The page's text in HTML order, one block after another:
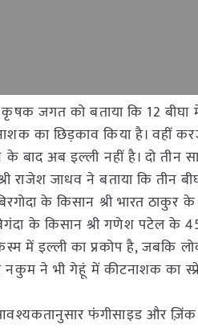
जगत को बताया कि 12 बीघा
का छिड़काव किया है। वहीं
बाद अब इल्ली नहीं है। दो तीन
राजेश जाधव ने बताया कि तीन
के किसान श्री भारत ठाकुर
के किसान श्री गणेश पटेल
में इल्ली का प्रकोप है, जबकि
नकुम ने भी गेहूं में कीटनाशक का
फंगीसाइड और ज़िंक